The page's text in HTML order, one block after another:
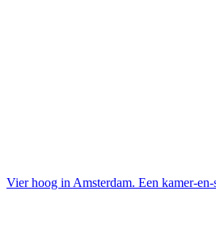
Vier hoog in Amsterdam. Een kamer-en-